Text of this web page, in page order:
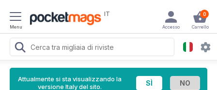
Menu
IT 0
Carrello
Accesso
Attualmente si sta visualizzando la
versione Italy del sito.